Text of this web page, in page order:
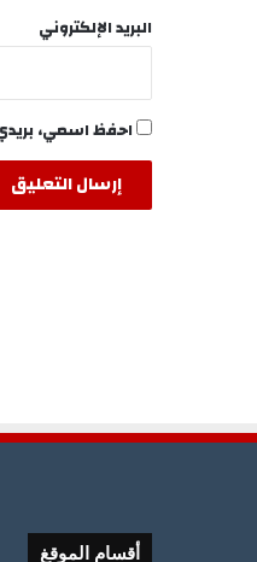
البريد الإلكتروني
احفظ اسمي،
أقسام الموقغ